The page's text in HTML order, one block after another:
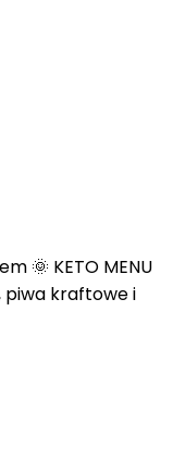
🌞 KETO MENU
piwa kraftowe i